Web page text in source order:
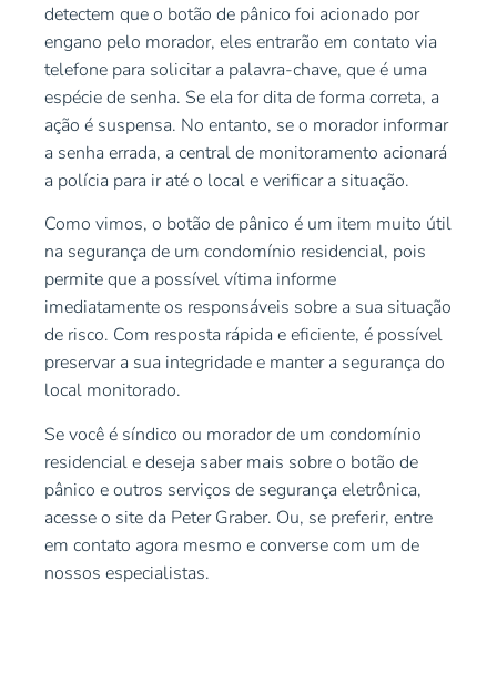
detectem que o botão de pânico foi acionado por
engano pelo morador, eles entrarão em contato via
telefone para solicitar a palavra-chave, que é uma
espécie de senha. Se ela for dita de forma correta, a
ação é suspensa. No entanto, se o morador informar
a senha errada, a central de monitoramento acionará
a polícia para ir até o local e verificar a situação.
Como vimos, o botão de pânico é um item muito útil
na segurança de um condomínio residencial, pois
permite que a possível vítima informe
imediatamente os responsáveis sobre a sua situação
de risco. Com resposta rápida e eficiente, é possível
preservar a sua integridade e manter a segurança do
local monitorado.
Se você é síndico ou morador de um condomínio
residencial e deseja saber mais sobre o botão de
pânico e outros serviços de segurança eletrônica,
acesse o site da Peter Graber. Ou, se preferir, entre
em contato agora mesmo e converse com um de
nossos especialistas.